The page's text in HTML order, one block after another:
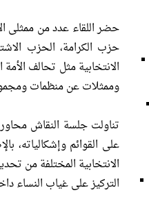
حضر اللقاء عدد من ممثلى
حزب الكرامة، الحزب
الانتخابية مثل تحالف
وممثلات عن منظمات
تناولت جلسة النقاش
على القوائم وإشكالياته،
الانتخابية المختلفة من
التركيز على غياب النساء